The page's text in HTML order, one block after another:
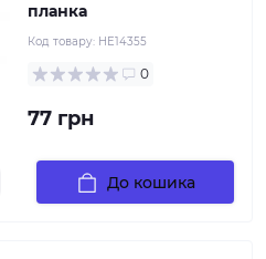
планка
Код товару: HE14355
0
77 грн
До кошика